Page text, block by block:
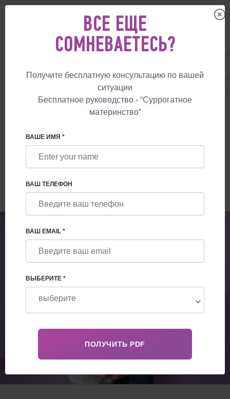
СУРРОГАТНОЕ МАТЕРИНСТВО БЛОГ
КАК Я МОГУ ПОЗВОЛИТЬ СЕБЕ
СУРРОГАТНОЕ МАТЕРИНСТВО? СРОКИ
И УСЛОВИЯ ГАРАНТИРОВАННЫХ
ПРОГРАММ
ВСЕ ЕЩЕ
СОМНЕВАЕТЕСЬ?
Получите бесплатную консультацию по вашей
ситуации
Бесплатное руководство - “Суррогатное
материнство“
ВАШЕ ИМЯ *
ВАШ ТЕЛЕФОН
ВАШ EMAIL *
ВЫБЕРИТЕ *